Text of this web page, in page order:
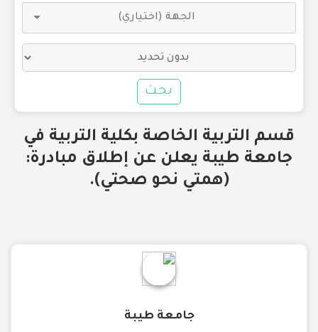
بحث
قسم التربية الخاصة بكلية التربية في
جامعة طيبة يعلن عن إطلاق مبادرة:
(همتي نحو صحتي).
جامعة طيبة